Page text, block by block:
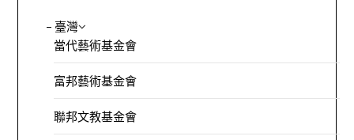
– 臺灣
當代藝術基金會
富邦藝術基金會
聯邦文教基金會